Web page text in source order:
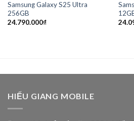
Add to
Samsung Galaxy S25 Ultra
256GB
24.790.000₫
HIẾU GIANG MOBILE